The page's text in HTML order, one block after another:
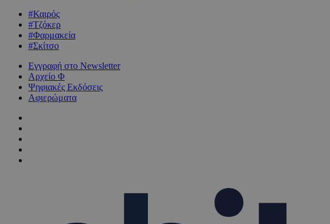
#Καιρός
#Τζόκερ
#Φαρμακεία
#Σκίτσο
Εγγραφή στο Newsletter
Αρχείο Φ
Ψηφιακές Εκδόσεις
Αφιερώματα